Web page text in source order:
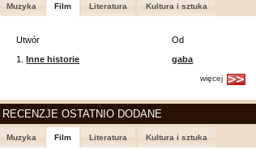
Muzyka Film Literatura Kultura i sztuka
Utwór
Od
1.Inne historie gaba
więcej
RECENZJE OSTATNIO DODANE
Muzyka Film Literatura Kultura i sztuka